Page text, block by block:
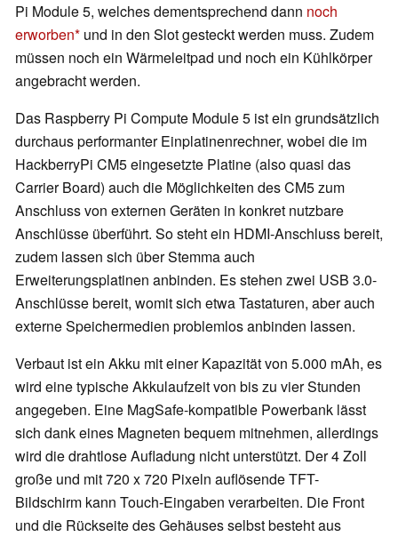
Pi Module 5, welches dementsprechend dann noch
erworben und in den Slot gesteckt werden muss. Zudem
müssen noch ein Wärmeleitpad und noch ein Kühlkörper
angebracht werden.
Das Raspberry Pi Compute Module 5 ist ein grundsätzlich
durchaus performanter Einplatinenrechner, wobei die im
HackberryPi CM5 eingesetzte Platine (also quasi das
Carrier Board) auch die Möglichkeiten des CM5 zum
Anschluss von externen Geräten in konkret nutzbare
Anschlüsse überführt. So steht ein HDMI-Anschluss bereit,
zudem lassen sich über Stemma auch
Erweiterungsplatinen anbinden. Es stehen zwei USB 3.0-
Anschlüsse bereit, womit sich etwa Tastaturen, aber auch
externe Speichermedien problemlos anbinden lassen.
Verbaut ist ein Akku mit einer Kapazität von 5.000 mAh, es
wird eine typische Akkulaufzeit von bis zu vier Stunden
angegeben. Eine MagSafe-kompatible Powerbank lässt
sich dank eines Magneten bequem mitnehmen, allerdings
wird die drahtlose Aufladung nicht unterstützt. Der 4 Zoll
große und mit 720 x 720 Pixeln auflösende TFT-
Bildschirm kann Touch-Eingaben verarbeiten. Die Front
und die Rückseite des Gehäuses selbst besteht aus